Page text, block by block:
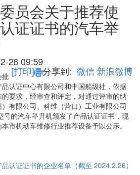
员会关于推荐使
证证书的汽车举
26 09:59
[打印] 分享到: 微信 新浪微博
批
认证中心有限公司和中国船级社，依据
要求，经审查和评定，对通过评审的纳
有限公司、科维（营口）工业有限公司
号的汽车举升机颁发了产品认证证书，现
市机动车维修行业推荐设备予以公示。
认证证书的企业名单（截至 2024.2.26）